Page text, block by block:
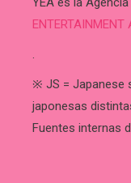
ENTERTAINMENT
.
※ JS = Japanese
japonesas
Fuentes internas